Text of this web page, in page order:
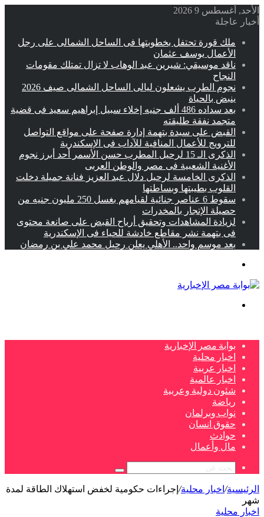
الأحد, أغسطس 9 2026
أخبار عاجلة
ملك قورة تحتفل بخطوبتها فى الساحل الشمالى على رجل
الأعمال يوسف عثمان
ناقد موسيقي: شيرين عبد الوهاب لا تزال تمتلك مقومات
النجاح
نجوم الطرب يشعلون ليالى الساحل الشمالى صيف 2026
ينبض بالحياة
بعد سداده 486 ألف جنيه إخلاء سبيل إبراهيم سعيد فى قضية
متجمد نفقة طليقته
القبض على سيدة بتهمة إدارة صفحة على مواقع التواصل
للترويج للأعمال المنافية للآداب فى الإسكندرية
الذكرى الـ 15 لرحيل المطرب حسن الأسمر أحد أبرز نجوم
الأغنية الشعبية فى مصر والوطن العربى
الذكرى الخامسة لرحيل دلال عبد العزيز فنانة جميلة دخلت
القلوب بطيبتها وبساطتها
سقوط 6 عناصر جنائية لقيامهم بغسل 250 مليون جنيه من
حصيلة الإتجار بالمخدرات
لزيادة المشاهدات وتحقيق أرباح القبض على صانعة محتوى
فى بتهمة نشر مقاطع خادشة للحياء فى الإسكندرية
بعد موسم واحد.. الأهلي يعلن رحيل محمد علي بن رمضان
بوابة مصر الإخبارية
اخبار محلية
اخبار عربية
اخبار عالمية
شئون دولية وعربية
رياضة
نواب وبرلمان
حقوق انسان
حوادث
مال وأعمال
بحث
عن
الرئيسية/ اخبار محلية/ إجراءات حكومية لخفض استهلاك الطاقة لمدة
شهر
اخبار محلية